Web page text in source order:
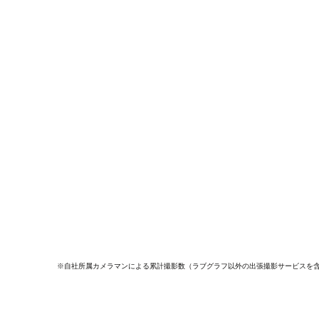
※自社所属カメラマンによる累計撮影数（ラブグラフ以外の出張撮影サービスを